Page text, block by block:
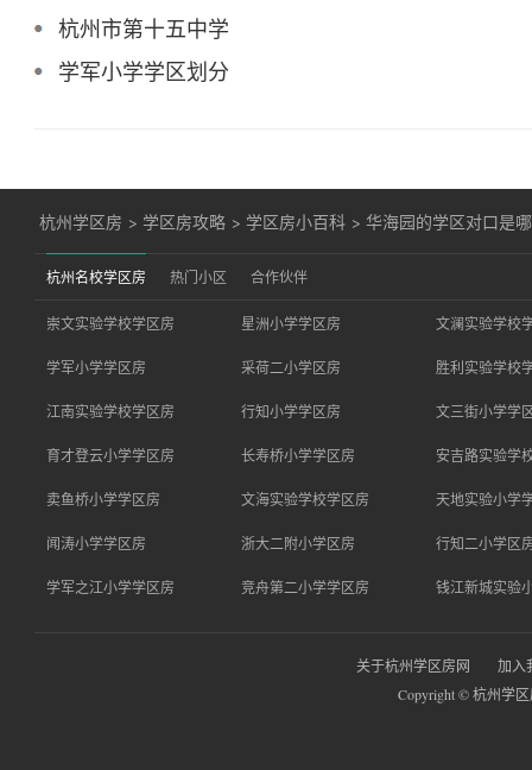
杭州市第十五中学
学军小学学区划分
杭州学区房 > 学区房攻略 > 学区房小百科 >华海园的学区对口是
杭州名校学区房 热门小区 合作伙伴
崇文实验学校学区房 星洲小学学区房 文澜实验学校
学军小学学区房 采荷二小学区房 胜利实验学校
江南实验学校学区房 行知小学学区房 文三街小学学
育才登云小学学区房 长寿桥小学学区房 安吉路实验学
卖鱼桥小学学区房 文海实验学校学区房 天地实验小学
闻涛小学学区房 浙大二附小学区房 行知二小学区
学军之江小学学区房 竞舟第二小学学区房 钱江新城实验
关于杭州学区房网
加入
Copyright © 杭州学